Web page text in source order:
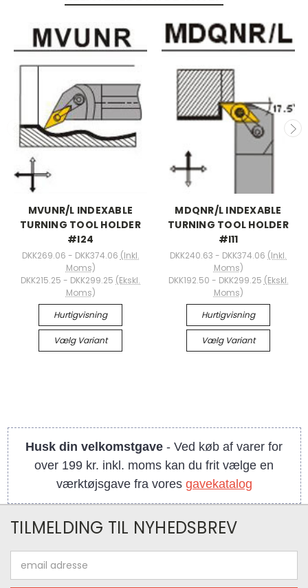
MVUNR/L INDEXABLE
TURNING TOOL HOLDER
#I24
DKK269.06 - DKK374.06 (Inkl.
Moms)
DKK215.25 - DKK299.25 (Ekskl.
Moms)
Hurtigvisning
Vælg Variant
MDQNR/L INDEXABLE
TURNING TOOL HOLDER
#I11
DKK240.63 - DKK374.06 (Inkl.
Moms)
DKK192.50 - DKK299.25 (Ekskl.
Moms)
Hurtigvisning
Vælg Variant
Husk din velkomstgave - Ved køb af varer for
over 199 kr. inkl. moms kan du frit vælge en
værktøjsgave fra vores gavekatalog
TILMELDING TIL NYHEDSBREV
adresse